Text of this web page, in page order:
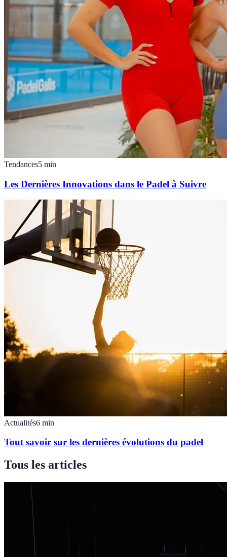
Tendances5 min
Les Dernières Innovations dans le Padel à Suivre
Actualités6 min
Tout savoir sur les dernières évolutions du padel
Tous les articles